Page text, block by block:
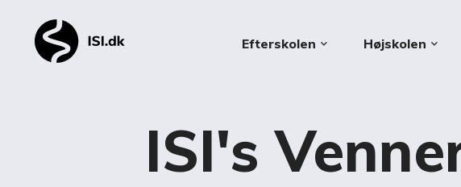
Efterskolen keyboard_arrow_down Højskolen keyboard_arrow_down
ISI's